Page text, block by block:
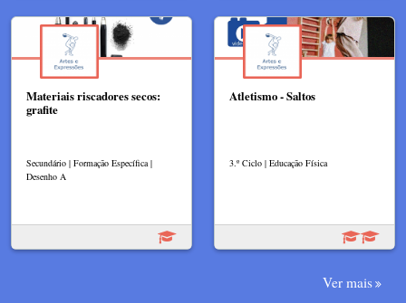
Materiais riscadores secos:
grafite
Secundário | Formação Específica |
Desenho A
Atletismo - Saltos
3.º Ciclo | Educação Física
Ver mais